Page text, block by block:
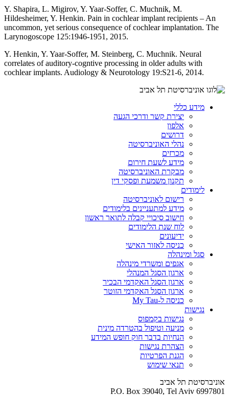
Y. Shapira, L. Migirov, Y. Yaar-Soffer, C. Muchnik, M.
Hildesheimer, Y. Henkin. Pain in cochlear implant recipients – An
uncommon, yet serious consequence of cochlear implantation. The
Larynogoscope 125:1946-1951, 2015.
Y. Henkin, Y. Yaar-Soffer, M. Steinberg, C. Muchnik. Neural
correlates of auditory-cogntive processing in older adults with
cochlear implants. Audiology & Neurotology 19:S21-6, 2014.
מידע כללי
יצירת קשר ודרכי הגעה
אלפון
דרושים
נהלי האוניברסיטה
מכרזים
מידע לשעת חירום
מבקרת האוניברסיטה
תקנון משמעת ופסקי דין
לימודים
רישום לאוניברסיטה
מידע למתעניינים בלימודים
חישוב סיכויי קבלה לתואר ראשון
לוח שנת הלימודים
ידיעונים
כניסה לאזור האישי
סגל ומינהלה
אגפים ומשרדי מינהלה
ארגון הסגל המנהלי
ארגון הסגל האקדמי הבכיר
ארגון הסגל האקדמי הזוטר
כניסה ל-My Tau
נגישות
נגישות בקמפוס
מניעה וטיפול בהטרדה מינית
הנחיות בדבר חוק חופש המידע
הצהרת נגישות
הגנת הפרטיות
תנאי שימוש
אוניברסיטת תל אביב
P.O. Box 39040, Tel Aviv 6997801